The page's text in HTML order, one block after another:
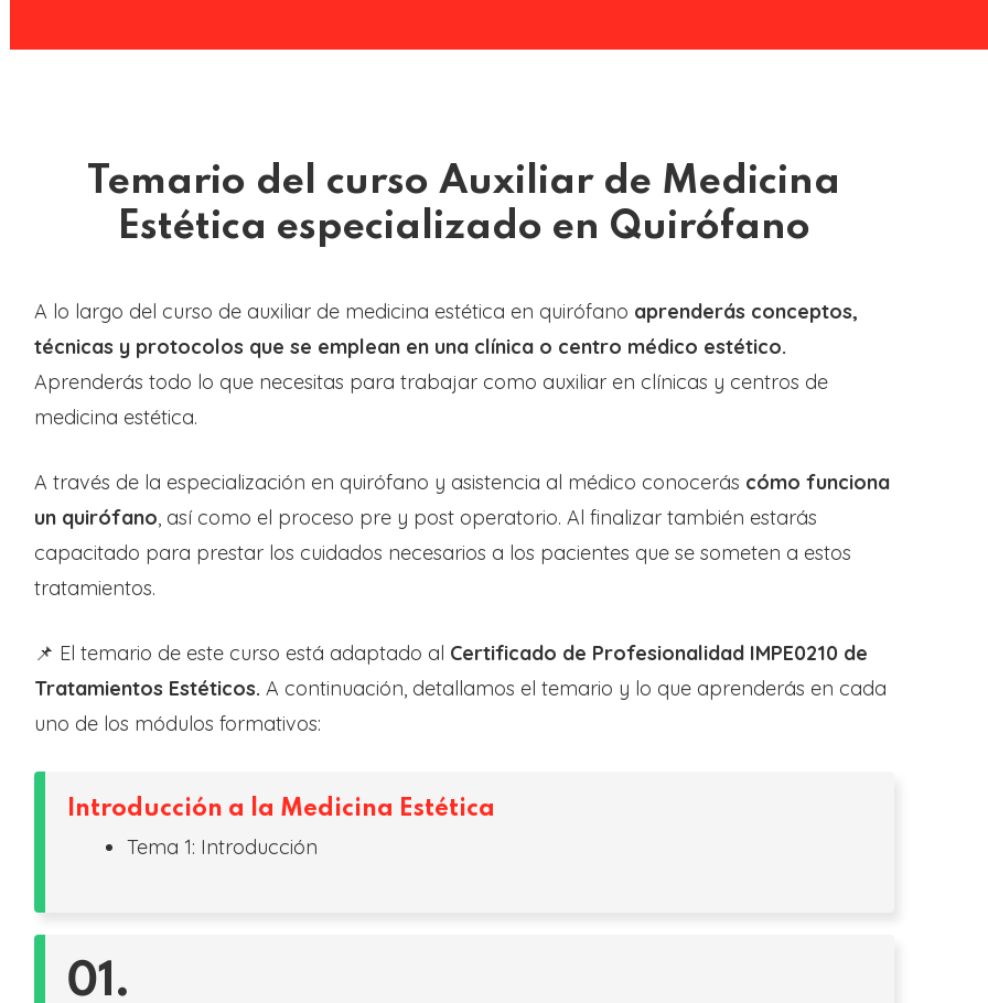
Temario del curso Auxiliar de Medicina
Estética especializado en Quirófano
A lo largo del curso de auxiliar de medicina estética en quirófano aprenderás conceptos,
técnicas y protocolos que se emplean en una clínica o centro médico estético.
Aprenderás todo lo que necesitas para trabajar como auxiliar en clínicas y centros de
medicina estética.
A través de la especialización en quirófano y asistencia al médico conocerás cómo funciona
un quirófano, así como el proceso pre y post operatorio. Al finalizar también estarás
capacitado para prestar los cuidados necesarios a los pacientes que se someten a estos
tratamientos.
📌 El temario de este curso está adaptado al Certificado de Profesionalidad IMPE0210 de
Tratamientos Estéticos. A continuación, detallamos el temario y lo que aprenderás en cada
uno de los módulos formativos:
Introducción a la Medicina Estética
Tema 1: Introducción
01.